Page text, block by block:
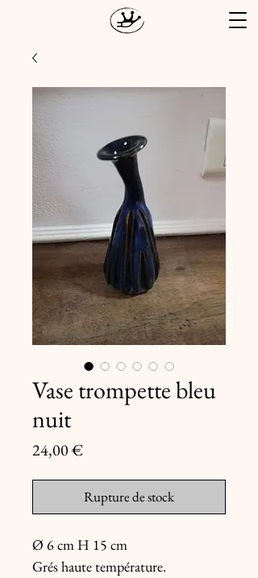
Vase trompette bleu
nuit
24,00 €Prix
Rupture de stock
Ø 6 cm H 15 cm
Grés haute température.